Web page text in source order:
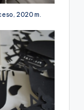
2020 m.